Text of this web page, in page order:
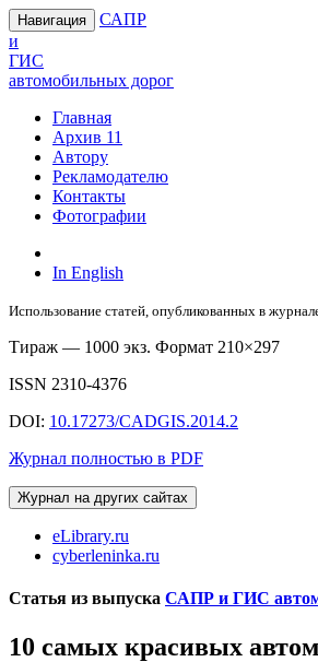
Навигация
САПР
и
ГИС
автомобильных дорог
Главная
Архив 11
Автору
Рекламодателю
Контакты
Фотографии
In English
Использование статей, опубликованных в
Тираж — 1000 экз. Формат 210×297
ISSN 2310-4376
DOI: 10.17273/CADGIS.2014.2
Журнал полностью в PDF
Журнал на других сайтах
eLibrary.ru
cyberleninka.ru
Статья из выпуска САПР и ГИС
10 самых красивых